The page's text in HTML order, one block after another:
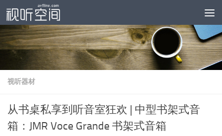
跳至内容
视听器材
从书桌私享到听音室狂欢 | 中型书架式音
箱：JMR Voce Grande 书架式音箱